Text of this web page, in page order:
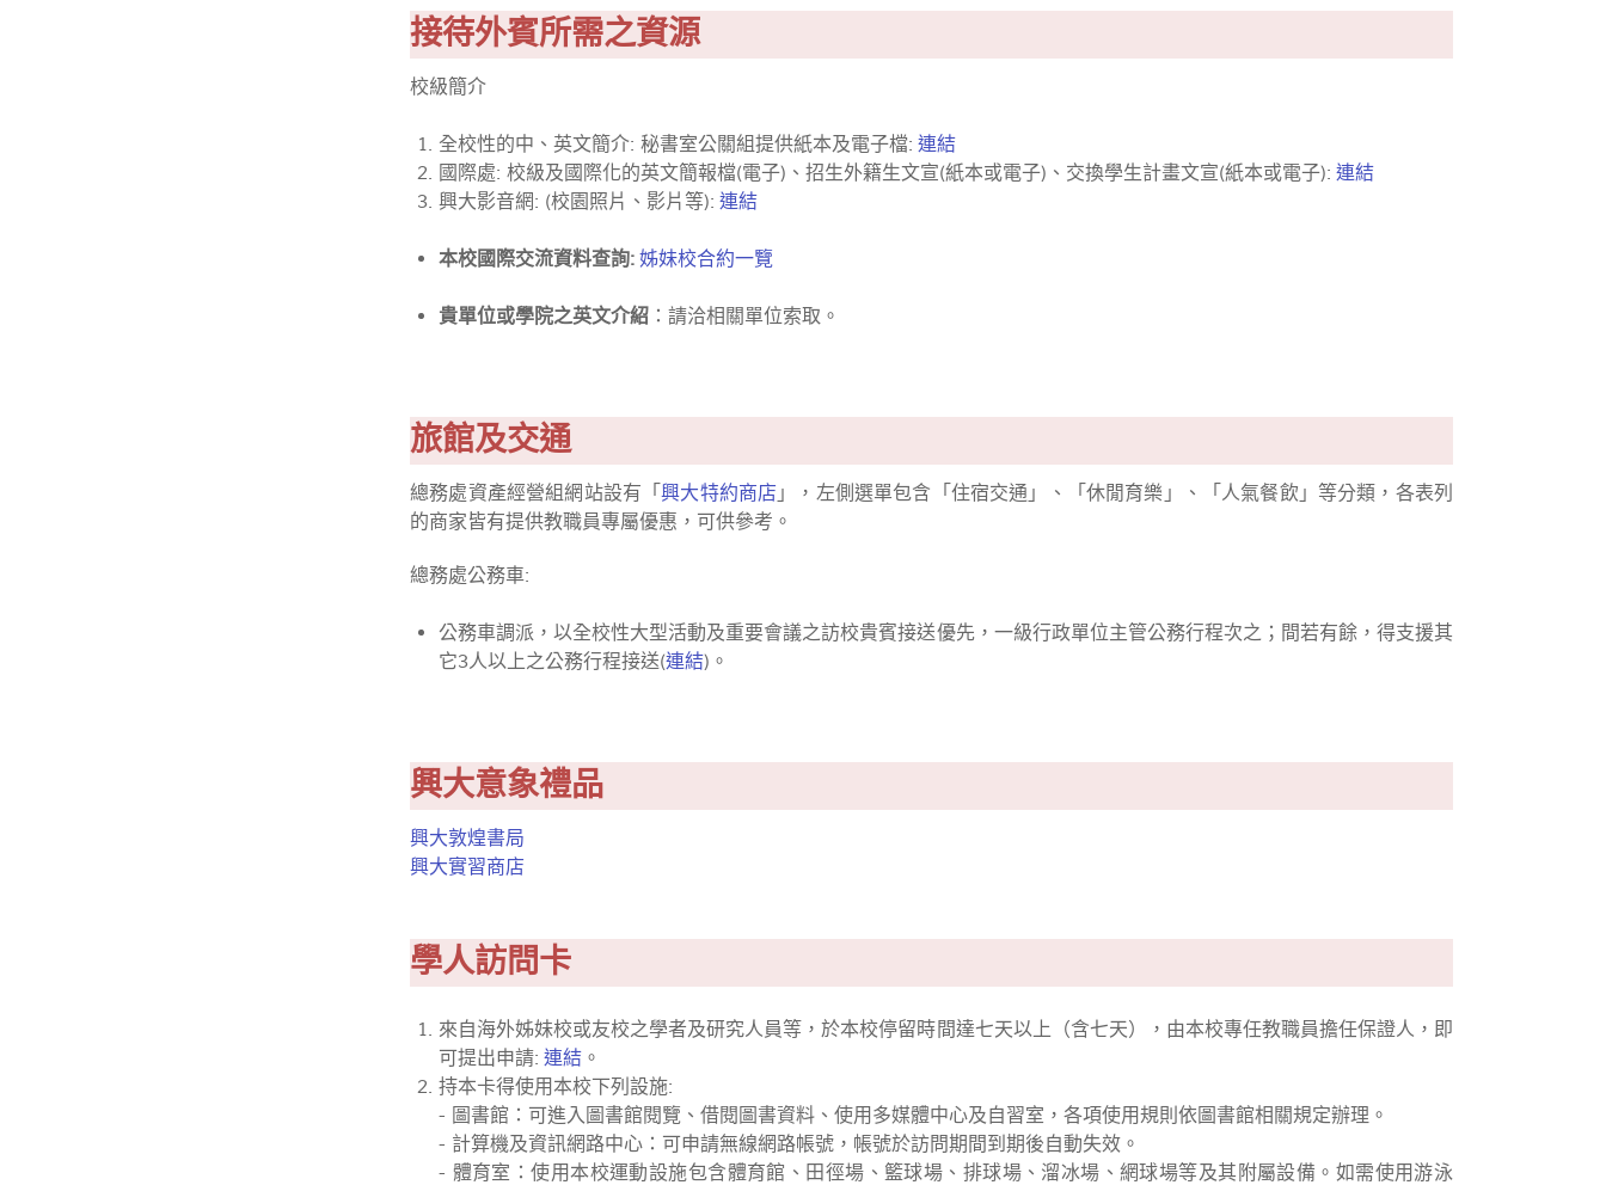
接待外賓所需之資源
校級簡介
全校性的中、英文簡介: 秘書室公關組提供紙本及電子檔:連結
國際處: 校級及國際化的英文簡報檔(電子)、招生外籍生文宣(紙本或電子)、交換學生計畫文宣(紙本或電子):連結
興大影音網: (校園照片、影片等):連結
本校國際交流資料查詢:姊妹校合約一覽
貴單位或學院之英文介紹 ：請洽相關單位索取。
旅館及交通
總務處資產經營組網站設有「興大特約商店 」，左側選單包含「住宿交通」、「休閒育樂」、「人氣餐飲」等分類，各表列
的商家皆有提供教職員專屬優惠，可供參考。
總務處公務車:
公務車調派，以全校性大型活動及重要會議之訪校貴賓接送優先，一級行政單位主管公務行程次之；間若有餘，得支援其
它3人以上之公務行程接送(連結)。
興大意象禮品
興大敦煌書局
興大實習商店
學人訪問卡
來自海外姊妹校或友校之學者及研究人員等，於本校停留時間達七天以上（含七天），由本校專任教職員擔任保證人，即
可提出申請:連結 。
持本卡得使用本校下列設施:
- 圖書館：可進入圖書館閱覽、借閱圖書資料、使用多媒體中心及自習室，各項使用規則依圖書館相關規定辦理。
- 計算機及資訊網路中心：可申請無線網路帳號，帳號於訪問期間到期後自動失效。
- 體育室：使用本校運動設施包含體育館、田徑場、籃球場、排球場、溜冰場、網球場等及其附屬設備。如需使用游泳